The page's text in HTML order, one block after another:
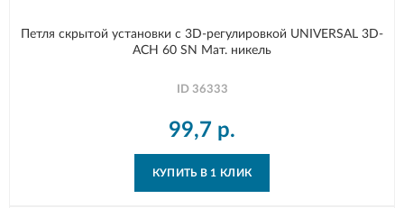
Петля скрытой установки с 3D-регулировкой UNIVERSAL 3D-
ACH 60 SN Мат. никель
ID 36333
99,7 р.
КУПИТЬ В 1 КЛИК